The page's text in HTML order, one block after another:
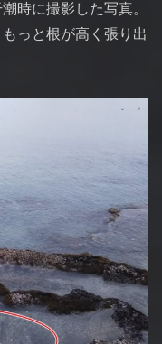
時に撮影した写真。
っと根が高く張り出